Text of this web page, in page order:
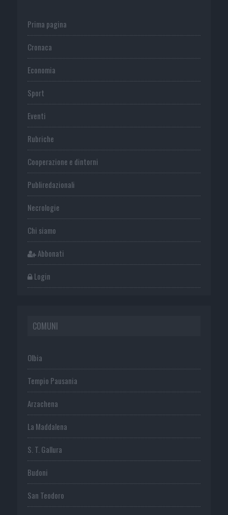
Prima pagina
Cronaca
Economia
Sport
Eventi
Rubriche
Cooperazione e dintorni
Publiredazionali
Necrologie
Chi siamo
Abbonati
Login
COMUNI
Olbia
Tempio Pausania
Arzachena
La Maddalena
S. T. Gallura
Budoni
San Teodoro